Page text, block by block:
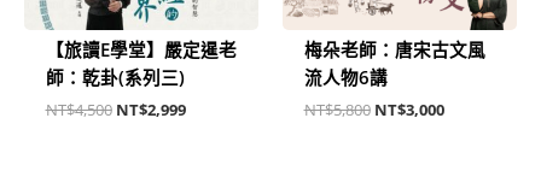
【旅讀E學堂】嚴定暹老
師：乾卦(系列三)
NT$4,500 NT$2,999
梅朵老師：唐宋古文風
流人物6講
NT$5,800 NT$3,000